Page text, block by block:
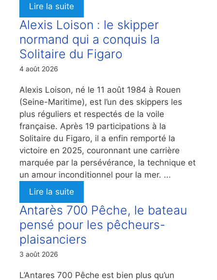
Lire la suite
Alexis Loison : le skipper
normand qui a conquis la
Solitaire du Figaro
4 août 2026
Alexis Loison, né le 11 août 1984 à Rouen
(Seine-Maritime), est l’un des skippers les
plus réguliers et respectés de la voile
française. Après 19 participations à la
Solitaire du Figaro, il a enfin remporté la
victoire en 2025, couronnant une carrière
marquée par la persévérance, la technique et
un amour inconditionnel pour la mer. ...
Lire la suite
Antarès 700 Pêche, le bateau
pensé pour les pêcheurs-
plaisanciers
3 août 2026
L’Antares 700 Pêche est bien plus qu’un